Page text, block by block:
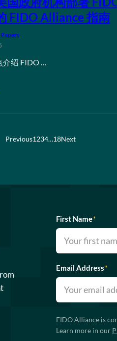
FIDO Alliance 指南
介绍 FIDO …
Previous1234…18Next
First Name*
Email Address*
FIDO Alliance is
Learn more in our